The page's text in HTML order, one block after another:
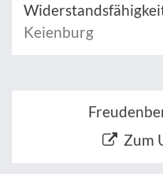
Keienburg
Zum